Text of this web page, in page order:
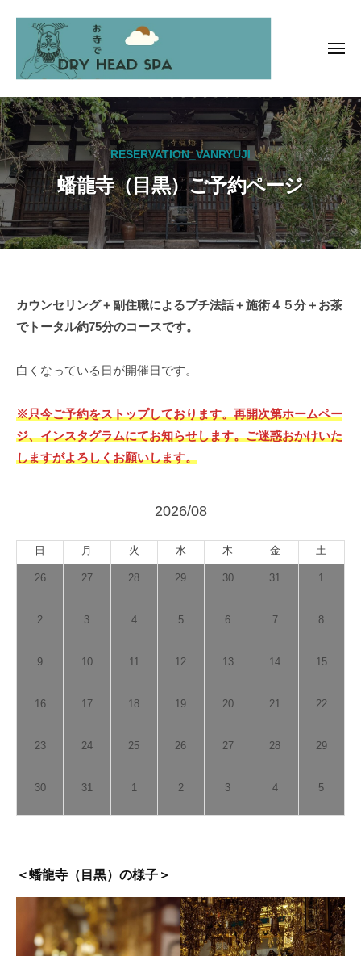
ツ
へ
ス
キ
ッ
プ
お
寺
で
ド
ラ
イ
ヘ
ッ
ス
パ
メ
ー
RESERVATION_VANRYUJI
蟠龍寺（目黒）ご予約ページ
蟠
龍
寺
黒）
ご
ペ
ー
年
月
カウンセリング＋副住職によるプチ法話＋施術４５分＋お茶
でトータル約75分のコースです。
白くなっている日が開催日です。
※只今ご予約をストップしております。再開次第ホームペー
ジ、インスタグラムにてお知らせします。ご迷惑おかけいた
しますがよろしくお願いします。
2026/08
日 月 火 水 木 金 土
26 27 28 29 30 31 1
2 3 4 5 6 7 8
9 10 11 12 13 14 15
16 17 18 19 20 21 22
23 24 25 26 27 28 29
30 31 1 2 3 4 5
＜蟠龍寺 （目黒）の様子＞
寺
ド
ラ
イ
ヘ
ド
ス
パ